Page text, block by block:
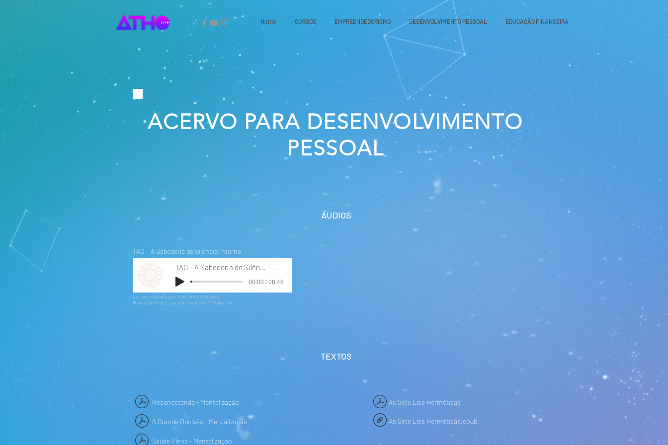
Home CURSOS EMPREENDEDORISMO DESENVOLVIMENTO PESSOAL EDUCAÇÃO FINANCEIRA
ACERVO PARA DESENVOLVIMENTO
PESSOAL
ÁUDIOS
TAO – A Sabedoria do Silêncio Interno
TAO – A Sabedoria do Silêncio Interno TAO
00:00 / 08:46
Leitura e Adaptação: Padrinho Zé Ricardo.
Musica de fundo : Lex van Someren OM Initiation.
TEXTOS
Reconectando - Mentalização
A Grande Decisão - Mentalização
Saúde Plena - Mentalização
As Sete Leis Herméticas
As Sete Leis Herméticas.epub